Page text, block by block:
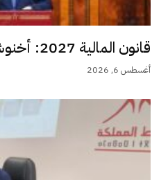
قانون المالية 2027: أخنوش يبقي على دعم...
أغسطس 6, 2026